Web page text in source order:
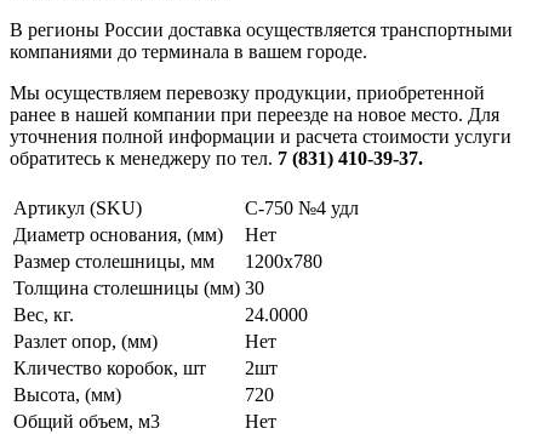
В регионы России доставка осуществляется транспортными
компаниями до терминала в вашем городе.
Мы осуществляем перевозку продукции, приобретенной
ранее в нашей компании при переезде на новое место. Для
уточнения полной информации и расчета стоимости услуги
обратитесь к менеджеру по тел. 7 (831) 410-39-37.
Артикул (SKU)
С-750 №4 удл
Диаметр основания, (мм)
Нет
Размер столешницы, мм
1200x780
Толщина столешницы (мм) 30
Вес, кг.
24.0000
Разлет опор, (мм)
Нет
Кличество коробок, шт
2шт
Высота, (мм)
720
Общий объем, м3
Нет